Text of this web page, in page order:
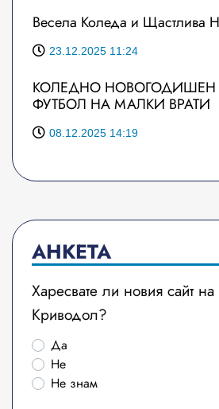
Весела Коледа и Щастлива
23.12.2025 11:24
КОЛЕДНО НОВОГОДИШЕН
ФУТБОЛ НА МАЛКИ ВРАТИ
08.12.2025 14:19
АНКЕТА
Харесвате ли новия сайт
Криводол?
Да
Не
Не знам